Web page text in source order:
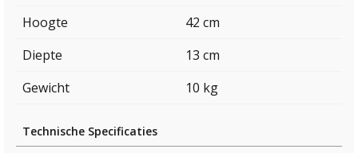
Hoogte
42 cm
Diepte
13 cm
Gewicht
10 kg
Technische Specificaties